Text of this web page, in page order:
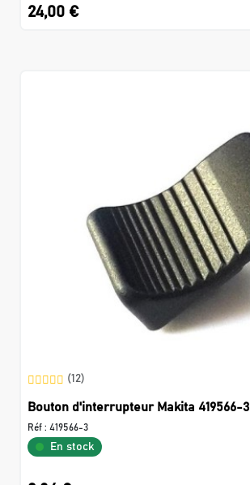
24,00 €
(12)
Bouton d'interrupteur Makita 419566-3
Réf : 419566-3
En stock